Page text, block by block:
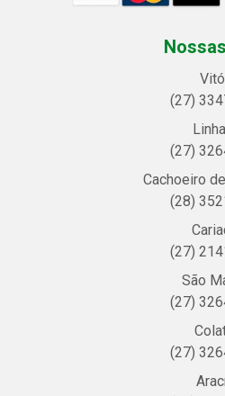
(27)
(27)
Cachoeiro
(28)
(27)
São
(27)
(27)